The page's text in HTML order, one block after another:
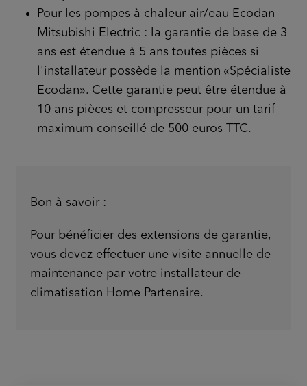
Pour les pompes à chaleur air/eau Ecodan
Mitsubishi Electric : la garantie de base de 3
ans est étendue à 5 ans toutes pièces si
l'installateur possède la mention «Spécialiste
Ecodan». Cette garantie peut être étendue à
10 ans pièces et compresseur pour un tarif
maximum conseillé de 500 euros TTC.
Bon à savoir :
Pour bénéficier des extensions de garantie,
vous devez effectuer une visite annuelle de
maintenance par votre installateur de
climatisation Home Partenaire.